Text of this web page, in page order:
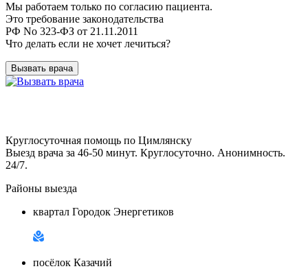
Мы работаем только по согласию пациента.
Это требование законодательства
РФ No 323-ФЗ от 21.11.2011
Что делать если не хочет лечиться?
Вызвать врача
Круглосуточная помощь по Цимлянску
Выезд врача за 46-50 минут. Круглосуточно. Анонимность.
24/7.
Районы выезда
квартал Городок Энергетиков
посёлок Казачий